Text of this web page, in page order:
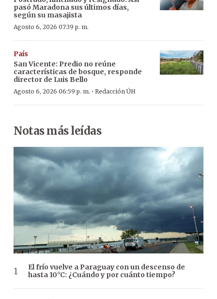
pasó Maradona sus últimos días,
según su masajista
Agosto 6, 2026 07:39 p. m.
País
San Vicente: Predio no reúne
características de bosque, responde
director de Luis Bello
Agosto 6, 2026 06:59 p. m. · Redacción ÚH
Notas más leídas
El frío vuelve a Paraguay con un descenso de
hasta 10°C: ¿Cuándo y por cuánto tiempo?